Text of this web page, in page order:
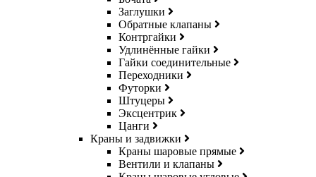
Заглушки
Обратные клапаны
Контргайки
Удлинённые гайки
Гайки соединительные
Переходники
Футорки
Штуцеры
Эксцентрик
Цанги
Краны и задвижки
Краны шаровые прямые
Вентили и клапаны